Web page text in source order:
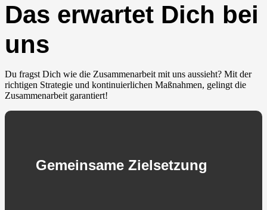
Das erwartet Dich bei
uns
Du fragst Dich wie die Zusammenarbeit mit uns aussieht? Mit der
richtigen Strategie und kontinuierlichen Maßnahmen, gelingt die
Zusammenarbeit garantiert!
Gemeinsame Zielsetzung